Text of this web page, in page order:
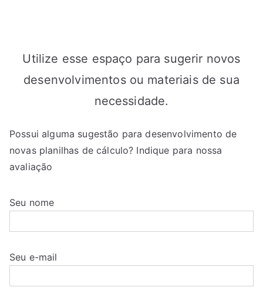
Utilize esse espaço para sugerir novos
desenvolvimentos ou materiais de sua
necessidade.
Possui alguma sugestão para desenvolvimento de
novas planilhas de cálculo? Indique para nossa
avaliação
Seu nome
Seu e-mail